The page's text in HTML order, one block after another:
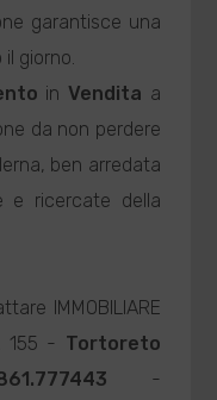
garantisce una
giorno.
in Vendita a
da non perdere
ben arredata
e ricercate della
IMMOBILIARE
155 - Tortoreto
-